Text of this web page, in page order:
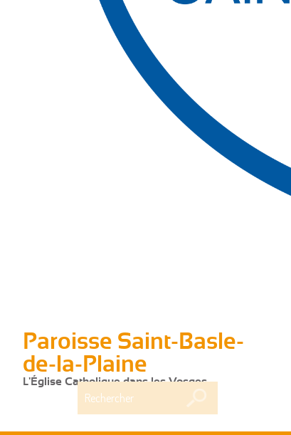
Paroisse Saint-Basle-
de-la-Plaine
L'Église Catholique dans les Vosges
Rechercher